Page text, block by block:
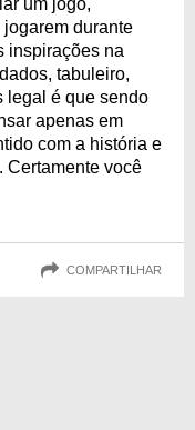
um jogo,
durante
inspirações na
tabuleiro,
legal é que sendo
apenas em
com a história e
Certamente você
COMPARTILHAR